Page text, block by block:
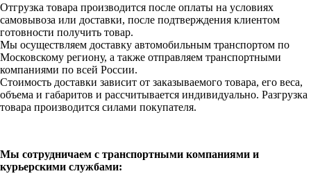
Отгрузка товара производится после оплаты на условиях
самовывоза или доставки, после подтверждения клиентом
готовности получить товар.
Мы осуществляем доставку автомобильным транспортом по
Московскому региону, а также отправляем транспортными
компаниями по всей России.
Стоимость доставки зависит от заказываемого товара, его веса,
объема и габаритов и рассчитывается индивидуально. Разгрузка
товара производится силами покупателя.
Мы сотрудничаем с транспортными компаниями и
курьерскими службами: